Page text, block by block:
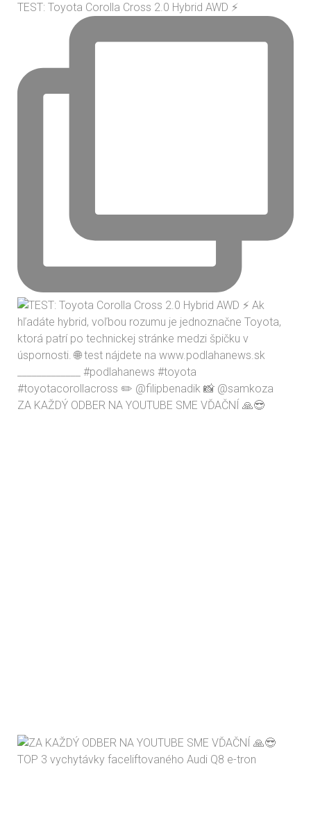
TEST: Toyota Corolla Cross 2.0 Hybrid AWD ⚡️
ZA KAŽDÝ ODBER NA YOUTUBE SME VĎAČNÍ 🙏😎
TOP 3 vychytávky faceliftovaného Audi Q8 e-tron